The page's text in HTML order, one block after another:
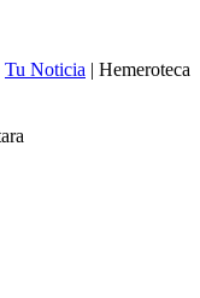
Tu Noticia | Hemeroteca